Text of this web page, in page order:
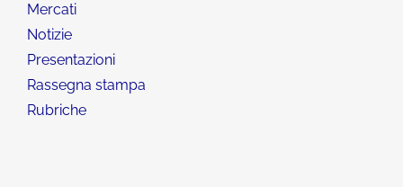
Mercati
Notizie
Presentazioni
Rassegna stampa
Rubriche